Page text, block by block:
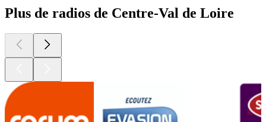
Plus de radios de Centre-Val de Loire